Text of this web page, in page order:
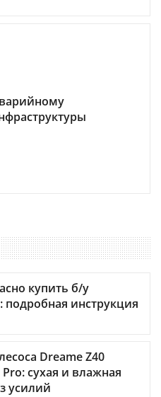
купить б/у
подробная инструкция
Dreame Z40
сухая и влажная
усилий